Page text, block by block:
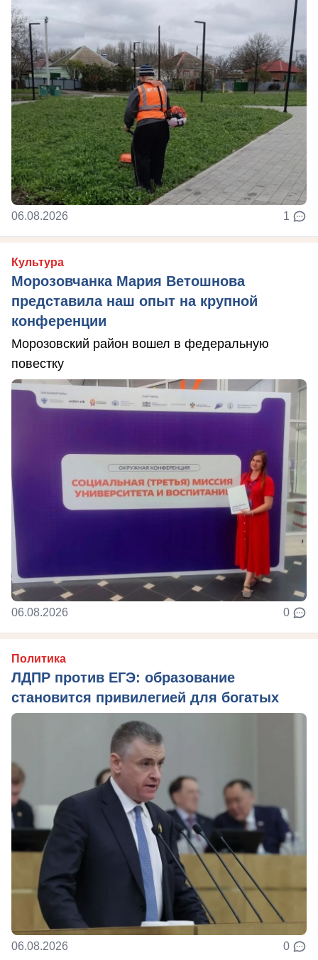
06.08.2026 1
Культура
Морозовчанка Мария Ветошнова
представила наш опыт на крупной
конференции
Морозовский район вошел в федеральную
повестку
06.08.2026 0
Политика
ЛДПР против ЕГЭ: образование
становится привилегией для богатых
06.08.2026 0